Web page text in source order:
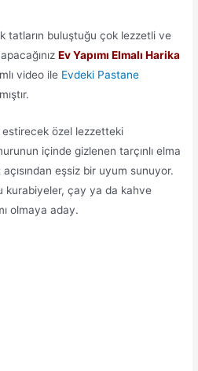
tatların buluştuğu çok lezzetli ve
Ev Yapımı Elmalı Harika
video ile Evdeki Pastane
özel lezzetteki
içinde gizlenen tarçınlı elma
eşsiz bir uyum sunuyor.
kurabiyeler, çay ya da kahve
olmaya aday.